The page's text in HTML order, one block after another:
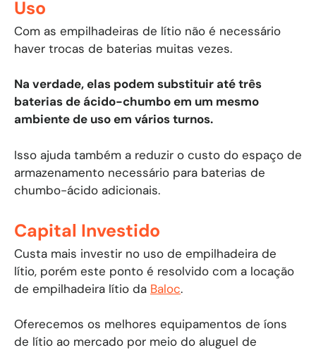
Uso
Com as empilhadeiras de lítio não é necessário
haver trocas de baterias muitas vezes.
Na verdade, elas podem substituir até três
baterias de ácido-chumbo em um mesmo
ambiente de uso em vários turnos.
Isso ajuda também a reduzir o custo do espaço de
armazenamento necessário para baterias de
chumbo-ácido adicionais.
Capital Investido
Custa mais investir no uso de empilhadeira de
lítio, porém este ponto é resolvido com a locação
de empilhadeira lítio da Baloc.
Oferecemos os melhores equipamentos de íons
de lítio ao mercado por meio do aluguel de